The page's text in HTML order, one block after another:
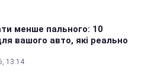
менше пального: 10
вашого авто, які реально
13:14